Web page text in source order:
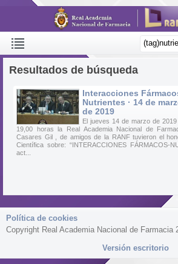
Resultados de búsqueda
Interacciones
Nutrientes · 14 de
de 2019
El jueves 14 de marzo de
19,00 horas la Real Academia Nacional de
Casares Gil , de amigos de la RANF tuvieron el
Científica sobre: “INTERACCIONES FÁRMACOS-
act...
Política de cookies
Copyright Real Academia Nacional de Farmacia
Versión escritorio